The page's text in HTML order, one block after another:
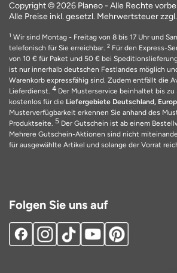
Copyright © 2026 Planeo - Alle Rechte
Alle Preise inkl. gesetzl. Mehrwertsteuer
1 Wir sind Montag - Freitag von 8 bis 17 Uhr und
telefonisch für Sie erreichbar. 2 Für den Express-
von 10 € für Paket und 50 € bei
ist nur innerhalb deutschen Festlandes möglich
Warenkorb expressfähig sind. Zudem entfällt die
Lieferdienst. 4 Der Musterservice beinhaltet bis
kostenlos für die Liefergebiete Deutschland,
Musterverfügbarkeit erkennen Sie anhand des
Produktseite. 5 Der Gutschein ist ab einem
Mehrere Gutschein-Aktionen sind nicht
für ausgewählte Artikel und solange der Vorrat
Folgen Sie uns auf